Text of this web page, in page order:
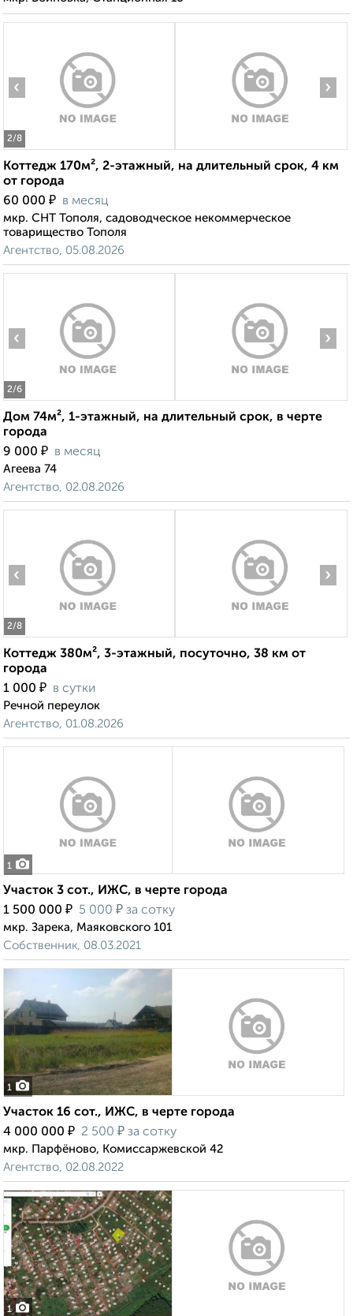
2/8
‹ ›
Коттедж 170м², 2-этажный, на длительный срок, 4 км
от города
60 000 ₽ в месяц
мкр. СНТ Тополя, садоводческое некоммерческое
товарищество Тополя
Агентство, 05.08.2026
2/6
‹ ›
Дом 74м², 1-этажный, на длительный срок, в черте
города
9 000 ₽ в месяц
Агеева 74
Агентство, 02.08.2026
2/8
‹ ›
Коттедж 380м², 3-этажный, посуточно, 38 км от
города
1 000 ₽ в сутки
Речной переулок
Агентство, 01.08.2026
1
Участок 3 сот., ИЖС, в черте города
1 500 000 ₽ 5 000 ₽ за сотку
мкр. Зарека, Маяковского 101
Собственник, 08.03.2021
1
Участок 16 сот., ИЖС, в черте города
4 000 000 ₽ 2 500 ₽ за сотку
мкр. Парфёново, Комиссаржевской 42
Агентство, 02.08.2022
1